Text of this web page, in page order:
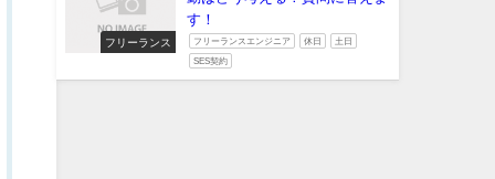
フリーランス
す！
フリーランスエンジニア 休日 土日
SES契約